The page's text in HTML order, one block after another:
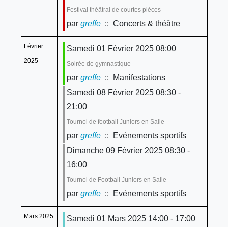
Festival théâtral de courtes pièces
par greffe:: Concerts & théâtre
Février
2025
Samedi 01 Février 2025 08:00
Soirée de gymnastique
par greffe:: Manifestations
Samedi 08 Février 2025 08:30 -
21:00
Tournoi de football Juniors en Salle
par greffe:: Evénements sportifs
Dimanche 09 Février 2025 08:30 -
16:00
Tournoi de Football Juniors en Salle
par greffe:: Evénements sportifs
Mars 2025 Samedi 01 Mars 2025 14:00 - 17:00